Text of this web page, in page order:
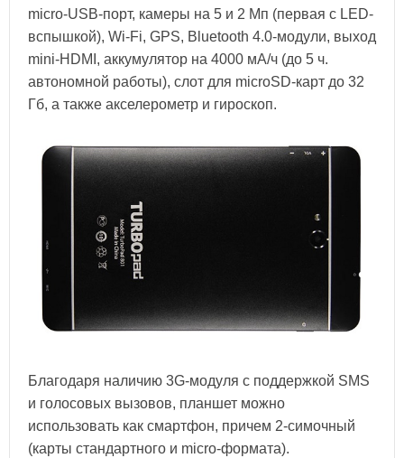
micro-USB-порт, камеры на 5 и 2 Мп (первая с LED-
вспышкой), Wi-Fi, GPS, Bluetooth 4.0-модули, выход
mini-HDMI, аккумулятор на 4000 мА/ч (до 5 ч.
автономной работы), слот для microSD-карт до 32
Гб, а также акселерометр и гироскоп.
Благодаря наличию 3G-модуля с поддержкой SMS
и голосовых вызовов, планшет можно
использовать как смартфон, причем 2-симочный
(карты стандартного и micro-формата).